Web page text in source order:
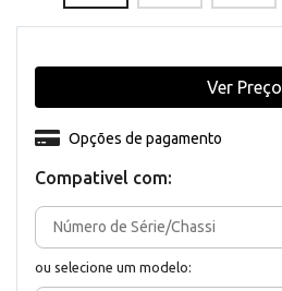
Compativel com:
ou selecione um modelo:
Opções de pagamento
Ver Preço